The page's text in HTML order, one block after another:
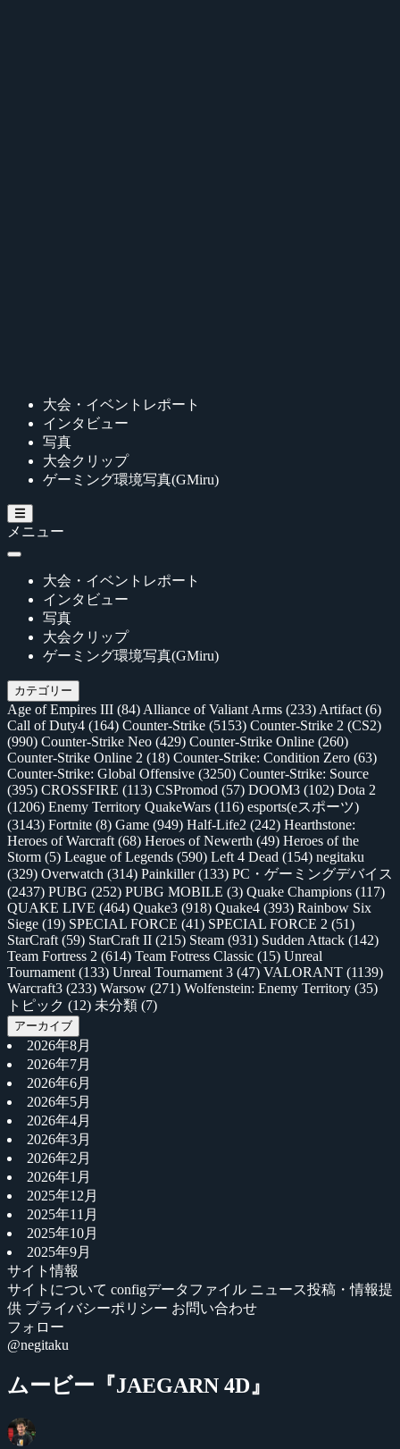
大会・イベントレポート
インタビュー
写真
大会クリップ
ゲーミング環境写真(GMiru)
メニュー
大会・イベントレポート
インタビュー
写真
大会クリップ
ゲーミング環境写真(GMiru)
カテゴリー
Age of Empires III (84) Alliance of Valiant Arms (233) Artifact (6)
Call of Duty4 (164) Counter-Strike (5153) Counter-Strike 2 (CS2)
(990) Counter-Strike Neo (429) Counter-Strike Online (260)
Counter-Strike Online 2 (18) Counter-Strike: Condition Zero (63)
Counter-Strike: Global Offensive (3250) Counter-Strike: Source
(395) CROSSFIRE (113) CSPromod (57) DOOM3 (102) Dota 2
(1206) Enemy Territory QuakeWars (116) esports(eスポーツ)
(3143) Fortnite (8) Game (949) Half-Life2 (242) Hearthstone:
Heroes of Warcraft (68) Heroes of Newerth (49) Heroes of the
Storm (5) League of Legends (590) Left 4 Dead (154) negitaku
(329) Overwatch (314) Painkiller(133) PC・ゲーミングデバイス
(2437) PUBG (252) PUBG MOBILE (3) Quake Champions (117)
QUAKE LIVE (464) Quake3 (918) Quake4 (393) Rainbow Six
Siege (19) SPECIAL FORCE (41) SPECIAL FORCE 2 (51)
StarCraft (59) StarCraft II (215) Steam (931) Sudden Attack (142)
Team Fortress 2 (614) Team Fotress Classic (15) Unreal
Tournament (133) Unreal Tournament 3 (47) VALORANT (1139)
Warcraft3 (233) Warsow (271) Wolfenstein: Enemy Territory (35)
トピック (12) 未分類 (7)
アーカイブ
2026年8月
2026年7月
2026年6月
2026年5月
2026年4月
2026年3月
2026年2月
2026年1月
2025年12月
2025年11月
2025年10月
2025年9月
サイト情報
サイトについて configデータファイル ニュース投稿・情報提
供 プライバシーポリシー お問い合わせ
フォロー
@negitaku
ムービー『JAEGARN 4D』